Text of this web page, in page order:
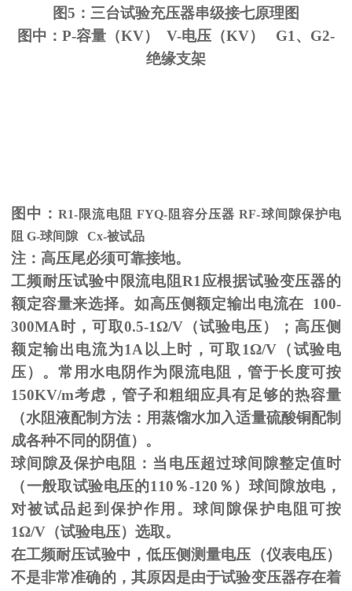
图5：三台试验充压器串级接七原理图
图中：P-容量（KV） V-电压（KV） G1、G2-
绝缘支架
图中：R1-限流电阻 FYQ-阻容分压器RF-球间隙保护电
阻 G-球间隙 Cx-被试品
注：高压尾必须可靠接地。
工频耐压试验中限流电阻 R1 应根据试验变压器的
额定容量来选择。如高压侧额定输出电流在 100-
300MA 时，可取0.5-1Ω/V（试验电压）；高压侧
额定输出电流为1A 以上时，可取 1Ω/V（试验电
压）。常用水电阴作为限流电阻，管于长度可按
150KV/m考虑，管子和粗细应具有足够的热容量
（水阻液配制方法：用蒸馏水加入适量硫酸铜配制
成各种不同的阴值）。
球间隙及保护电阻：当电压超过球间隙整定值时
（一般取试验电压的110％-120 ％）球间隙放电，
对被试品起到保护作用。球间隙保护电阻可按
1Ω/V（试验电压）选取。
在工频耐压试验中，低压侧测量电压（仪表电压）
不是非常准确的，其原因是由于试验变压器存在着